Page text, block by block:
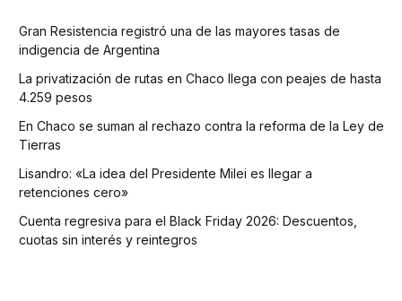
Gran Resistencia registró una de las mayores tasas de
indigencia de Argentina
La privatización de rutas en Chaco llega con peajes de hasta
4.259 pesos
En Chaco se suman al rechazo contra la reforma de la Ley de
Tierras
Lisandro: «La idea del Presidente Milei es llegar a
retenciones cero»
Cuenta regresiva para el Black Friday 2026: Descuentos,
cuotas sin interés y reintegros